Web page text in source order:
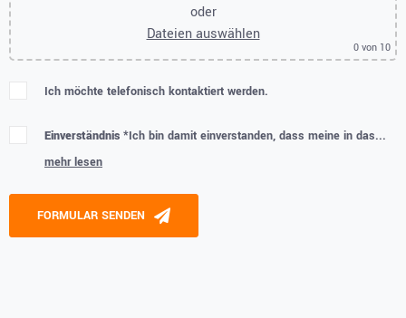
oder
Dateien auswählen
0 von 10
Ich möchte telefonisch kontaktiert werden.
Einverständnis *Ich bin damit einverstanden, dass meine in das...
mehr lesen
Please leave this field empty.
FORMULAR SENDEN